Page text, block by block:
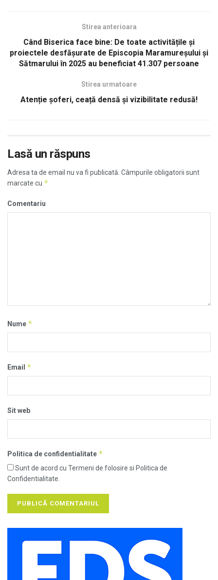
Stirea anterioara
Când Biserica face bine: De toate activitățile și
proiectele desfășurate de Episcopia Maramureșului și
Sătmarului în 2025 au beneficiat 41.307 persoane
Stirea urmatoare
Atenție șoferi, ceață densă și vizibilitate redusă!
Lasă un răspuns
Adresa ta de email nu va fi publicată. Câmpurile obligatorii sunt
marcate cu *
Comentariu
Nume *
Email *
Sit web
Politica de confidentialitate *
Sunt de acord cu Termeni de folosire si Politica de
Confidentialitate.